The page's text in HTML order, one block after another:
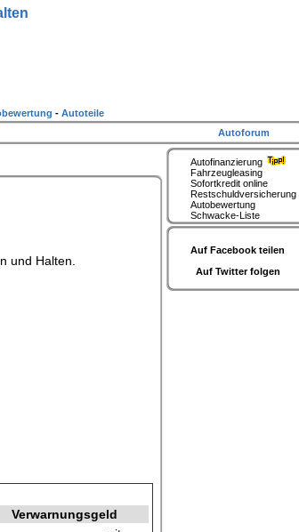
und Halten.
Verwarnungsgeld
Autofinanzierung
Fahrzeugleasing
Sofortkredit online
Restschuldversicherung
Autobewertung
Schwacke-Liste
Auf Facebook teilen
Auf Twitter folgen
- Autoteile
Autoforum